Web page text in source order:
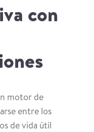
con
motor de
entre los
de vida útil